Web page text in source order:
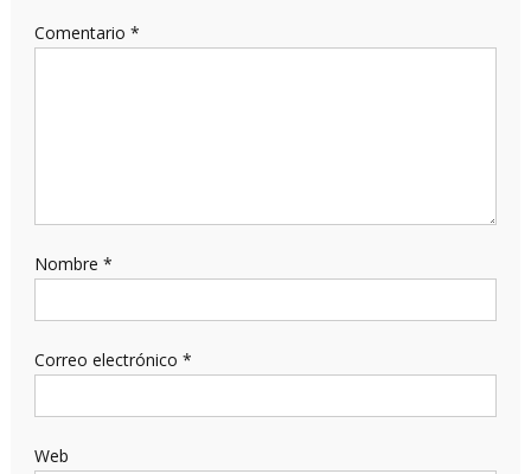
Comentario *
Nombre *
Correo electrónico *
Web